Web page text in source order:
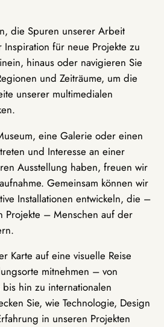
die Spuren unserer Arbeit
für neue Projekte zu
hinaus oder navigieren Sie
und Zeiträume, um die
unserer multimedialen
eine Galerie oder einen
und Interesse an einer
Ausstellung haben, freuen wir
Gemeinsam können wir
Installationen entwickeln, die –
Projekte – Menschen auf der
Karte auf eine visuelle Reise
mitnehmen – von
hin zu internationalen
Sie, wie Technologie, Design
in unseren Projekten